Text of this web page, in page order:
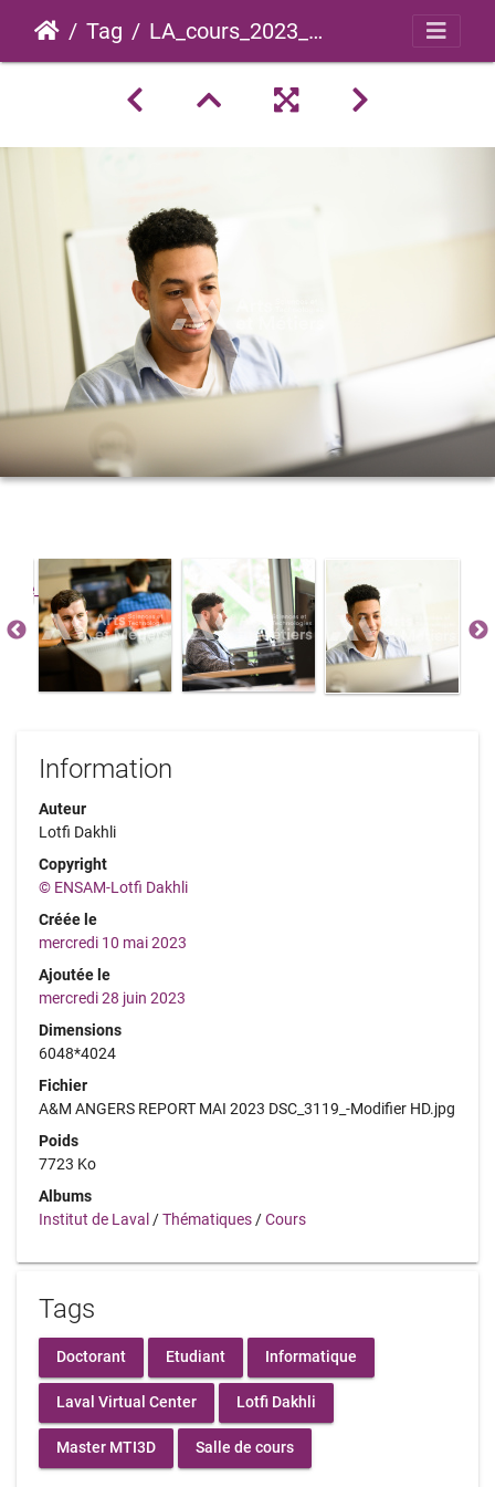
Tag LA_cours_2023_0004
Information
Auteur
Lotfi Dakhli
Copyright
© ENSAM-Lotfi Dakhli
Créée le
mercredi 10 mai 2023
Ajoutée le
mercredi 28 juin 2023
Dimensions
6048*4024
Fichier
A&M ANGERS REPORT MAI 2023 DSC_3119_-Modifier HD.jpg
Poids
7723 Ko
Albums
Institut de Laval /Thématiques /Cours
Tags
Doctorant Etudiant Informatique
Laval Virtual Center Lotfi Dakhli
Master MTI3D Salle de cours